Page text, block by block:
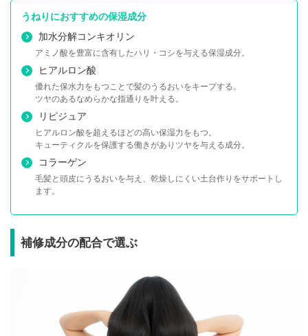
うねりにおすすめの保湿成分
加水分解コンキオリン
アミノ酸を豊富に含有したハリ・コシを与える保湿成分。
ヒアルロン酸
優れた保水力をもつことで髪のうるおいをキープする。
ツヤのあるなめらかな指通りを叶える。
リピジュア
ヒアルロン酸を超えるほどの高い保湿力をもつ。
キューティクルを保護する働きがありツヤを与える成分。
コラーゲン
毛髪と頭皮にうるおいを与え、乾燥しにくい土台作りをサポートし
ます。
補修成分の配合で選ぶ